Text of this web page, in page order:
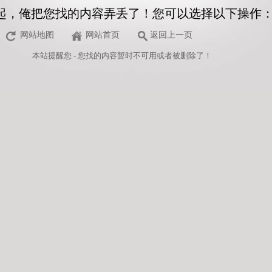
，俺把您找的内容弄丢了！您可以选择以下操作
网站地图 网站首页 返回上一页
本站提醒您 - 您找的内容暂时不可用或者被删除了！